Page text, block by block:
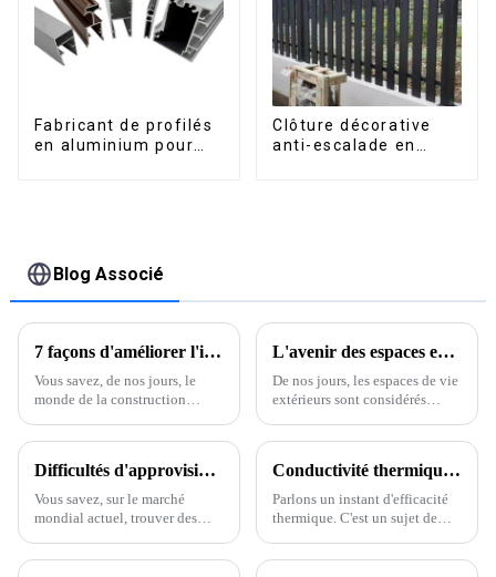
Fabricant de profilés
en aluminium pour
Clôture décorative
anti-escalade en
Blog Associé
7 façons d'améliorer l'intégrité structurelle grâce au profilé en L en aluminium
Vous savez, de nos jours, le
monde de la construction
vraiment compte de
fois résistants et
L'avenir des espaces extérieurs sublimé par les pergolas en aluminium étanches
De nos jours, les espaces de vie
extérieurs sont considérés
nos maisons, n'est-ce pas ? Il
les gens en aient vraiment
envie.
Difficultés d'approvisionnement mondial en produits extrudés en aluminium de haute qualité
Vous savez, sur le marché
mondial actuel, trouver des
aluminium de haute qualité
Conductivité thermique de l'aluminium inégalée : l'excellence manufacturière chinoise au service des marchés mondiaux
Parlons un instant d'efficacité
thermique. C'est un sujet de
derniers temps, et c'est là